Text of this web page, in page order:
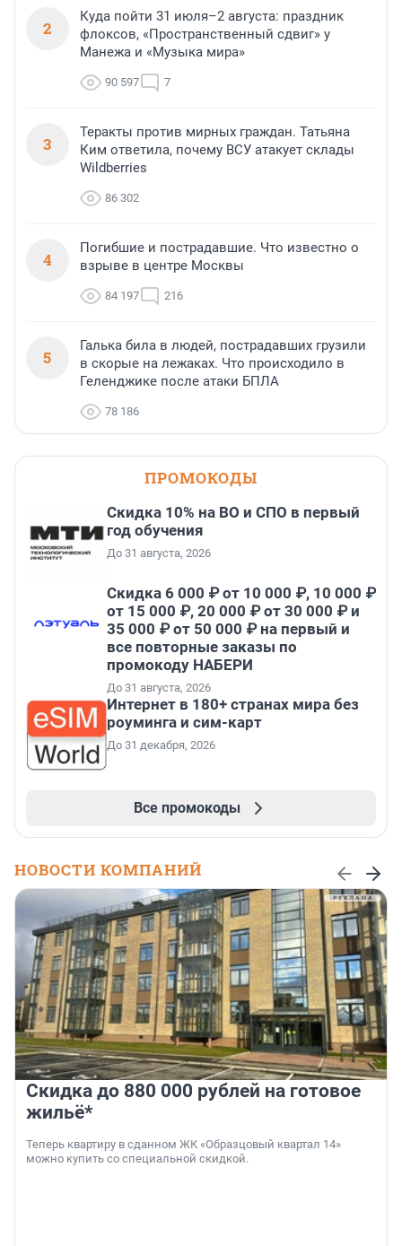
2
Куда пойти 31 июля–2 августа: праздник
флоксов, «Пространственный сдвиг» у
Манежа и «Музыка мира»
90 597 7
3
Теракты против мирных граждан. Татьяна
Ким ответила, почему ВСУ атакует склады
Wildberries
86 302
4
Погибшие и пострадавшие. Что известно о
взрыве в центре Москвы
84 197 216
5
Галька била в людей, пострадавших грузили
в скорые на лежаках. Что происходило в
Геленджике после атаки БПЛА
78 186
ПРОМОКОДЫ
Скидка 10% на ВО и СПО в первый
год обучения
До 31 августа, 2026
Скидка 6 000 ₽ от 10 000 ₽, 10 000 ₽
от 15 000 ₽, 20 000 ₽ от 30 000 ₽ и
35 000 ₽ от 50 000 ₽ на первый и
все повторные заказы по
промокоду НАБЕРИ
До 31 августа, 2026
Интернет в 180+ странах мира без
роуминга и сим-карт
До 31 декабря, 2026
Все промокоды
НОВОСТИ КОМПАНИЙ
Скидка до 880 000 рублей на готовое
жильё*
Теперь квартиру в сданном ЖК «Образцовый квартал 14»
можно купить со специальной скидкой.